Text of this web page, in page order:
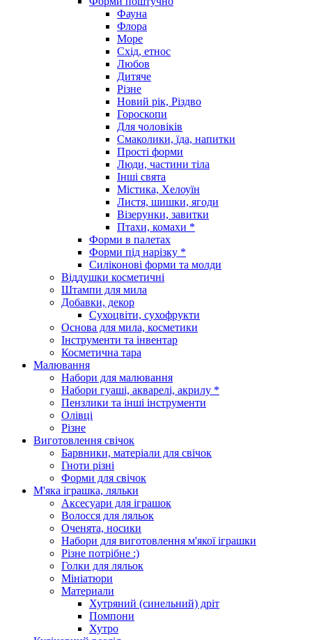
Фауна
Флора
Море
Схід, етнос
Любов
Дитяче
Різне
Новий рік, Різдво
Гороскопи
Для чоловіків
Смаколики, їда, напитки
Прості форми
Люди, частини тіла
Інші свята
Містика, Хелоуїн
Листя, шишки, ягоди
Візерунки, завитки
Птахи, комахи *
Форми в палетах
Форми під нарізку *
Силіконові форми та молди
Віддушки косметичні
Штампи для мила
Добавки, декор
Сухоцвіти, сухофрукти
Основа для мила, косметики
Інструменти та інвентар
Косметична тара
Малювання
Набори для малювання
Набори гуаші, акварелі, акрилу *
Пензлики та інші інструменти
Олівці
Різне
Виготовлення свічок
Барвники, матеріали для свічок
Гноти різні
Форми для свічок
М'яка іграшка, ляльки
Аксесуари для іграшок
Волосся для ляльок
Оченята, носики
Набори для виготовлення м'якої іграшки
Різне потрібне :)
Голки для ляльок
Мініатюри
Материали
Хутряний (синельний) дріт
Помпони
Хутро